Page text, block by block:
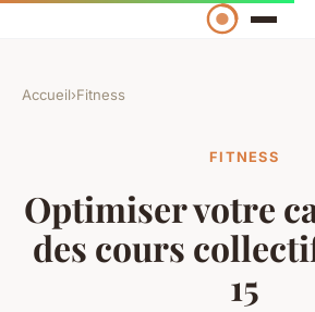
Accueil›Fitness
FITNESS
Optimiser votre
des cours
15